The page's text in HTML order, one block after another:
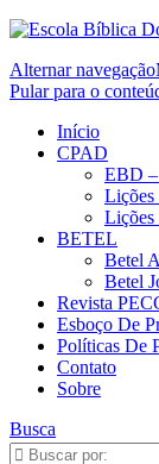
Alternar navegação
Pular para o
Início
CPAD
EBD
Lições
Lições
BETEL
Betel
Betel
Revista
Esboço De
Políticas De
Contato
Sobre
Busca